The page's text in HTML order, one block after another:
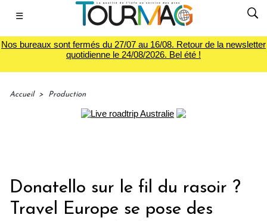
☰
Nos bureaux sont fermés du 27/07 au 16/08. Retour de la newsletter
quotidienne le 24/08/2026. Bel été !
Accueil > Production
Donatello sur le fil du rasoir ?
Travel Europe se pose des